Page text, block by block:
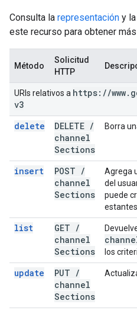
Consulta la representación y
este recurso para obtener
Método
Solicitud
HTTP
URIs relativos a https: //www.
v3
delete
DELETE /
channel
Sections
Borra
insert POST /
channel
Sections
Agrega
del
puede
estantes.
list GET /
channel
Sections
los
update PUT /
channel
Sections